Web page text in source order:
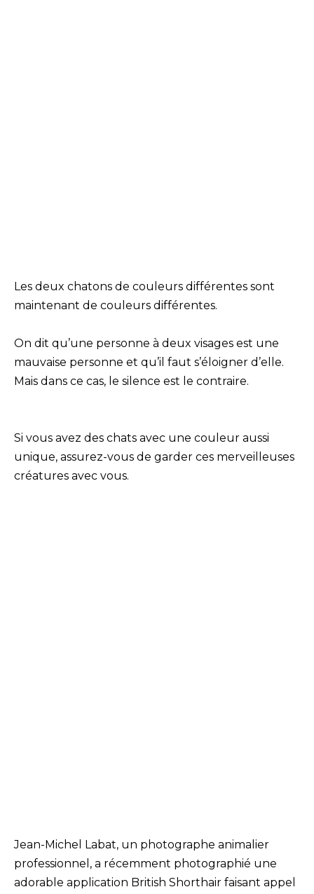
Les deux chatons de couleurs différentes sont
maintenant de couleurs différentes.
On dit qu’une personne à deux visages est une
mauvaise personne et qu’il faut s’éloigner d’elle.
Mais dans ce cas, le silence est le contraire.
Si vous avez des chats avec une couleur aussi
unique, assurez-vous de garder ces merveilleuses
créatures avec vous.
Jean-Michel Labat, un photographe animalier
professionnel, a récemment photographié une
adorable application British Shorthair faisant appel